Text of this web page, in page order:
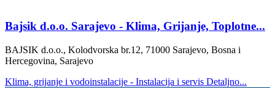
Bajsik d.o.o. Sarajevo - Klima, Grijanje, Toplotne...
BAJSIK d.o.o., Kolodvorska br.12, 71000 Sarajevo, Bosna i
Hercegovina, Sarajevo
Klima, grijanje i vodoinstalacije - Instalacija i servis Detaljno...